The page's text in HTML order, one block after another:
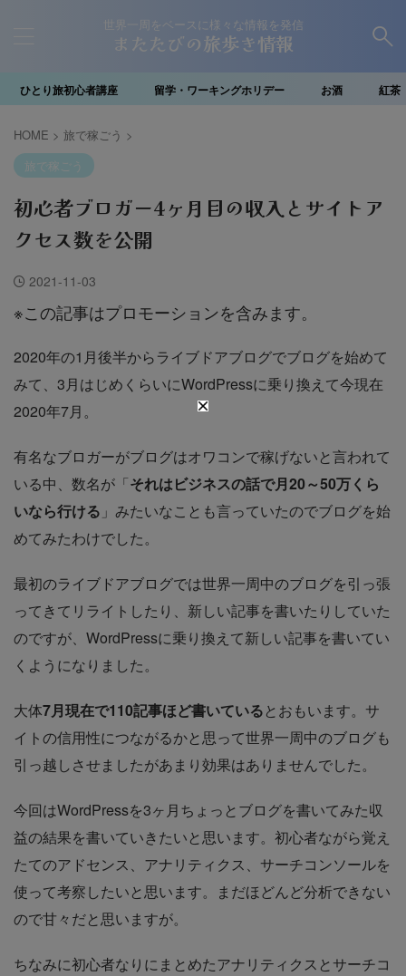
世界一周をベースに様々な情報を発信
またたびの旅歩き情報
ひとり旅初心者講座 留学・ワーキングホリデー お酒 紅茶
HOME > 旅で稼ごう >
旅で稼ごう
初心者ブロガー4ヶ月目の収入とサイトア
クセス数を公開
2021-11-03
※この記事はプロモーションを含みます。
2020年の1月後半からライブドアブログでブログを始めて
みて、3月はじめくらいにWordPressに乗り換えて今現在
2020年7月。
有名なブロガーがブログはオワコンで稼げないと言われて
いる中、数名が「それはビジネスの話で月20～50万くら
いなら行ける 」みたいなことも言っていたのでブログを始
めてみたわけでした。
最初のライブドアブログでは世界一周中のブログを引っ張
ってきてリライトしたり、新しい記事を書いたりしていた
のですが、WordPressに乗り換えて新しい記事を書いてい
くようになりました。
大体7月現在で110記事ほど書いているとおもいます。サ
イトの信用性につながるかと思って世界一周中のブログも
引っ越しさせましたがあまり効果はありませんでした。
今回はWordPressを3ヶ月ちょっとブログを書いてみた収
益の結果を書いていきたいと思います。初心者ながら覚え
たてのアドセンス、アナリティクス、サーチコンソールを
使って考察したいと思います。まだほどんど分析できない
ので甘々だと思いますが。
ちなみに初心者なりにまとめたアナリティクスとサーチコ